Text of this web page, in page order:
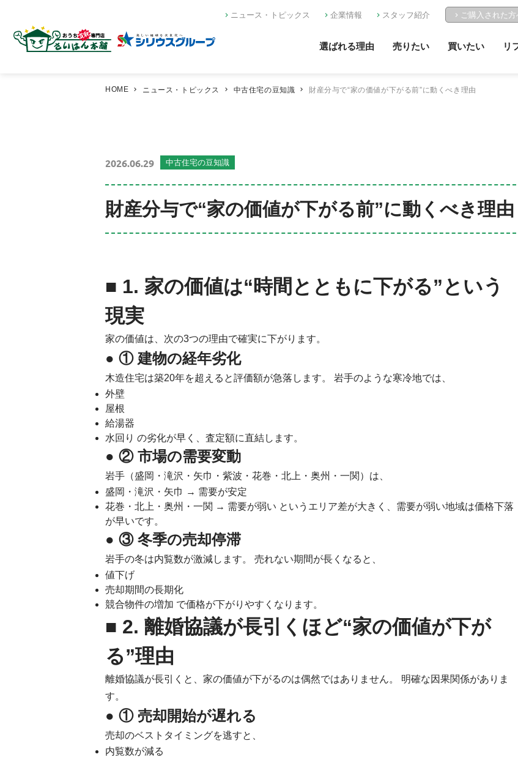
選ばれる理由 売りたい 買いたい リ
ニュース・トピックス 企業情報 スタッフ紹介 ご購入された方
HOME ニュース・トピックス 中古住宅の豆知識 財産分与で“家の価値が下がる前”に動くべき理由
2026.06.29 中古住宅の豆知識
財産分与で“家の価値が下がる前”に動くべき理由
■ 1. 家の価値は“時間とともに下がる”という
現実
家の価値は、次の3つの理由で確実に下がります。
● ① 建物の経年劣化
木造住宅は築20年を超えると評価額が急落します。 岩手のような寒冷地では、
外壁
屋根
給湯器
水回り の劣化が早く、査定額に直結します。
● ② 市場の需要変動
岩手（盛岡・滝沢・矢巾・紫波・花巻・北上・奥州・一関）は、
盛岡・滝沢・矢巾 → 需要が安定
花巻・北上・奥州・一関 → 需要が弱い というエリア差が大きく、需要が弱い地域は価格下落
が早いです。
● ③ 冬季の売却停滞
岩手の冬は内覧数が激減します。 売れない期間が長くなると、
値下げ
売却期間の長期化
競合物件の増加 で価格が下がりやすくなります。
■ 2. 離婚協議が長引くほど“家の価値が下が
る”理由
離婚協議が長引くと、家の価値が下がるのは偶然ではありません。 明確な因果関係がありま
す。
● ① 売却開始が遅れる
売却のベストタイミングを逃すと、
内覧数が減る